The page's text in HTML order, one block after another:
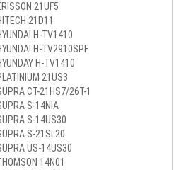
21UF5
21D11
H-TV1410
H-TV2910SPF
H-TV1410
21US3
CT-21HS7/26T-1
S-14NIA
S-14US30
S-21SL20
US-14US30
14N01